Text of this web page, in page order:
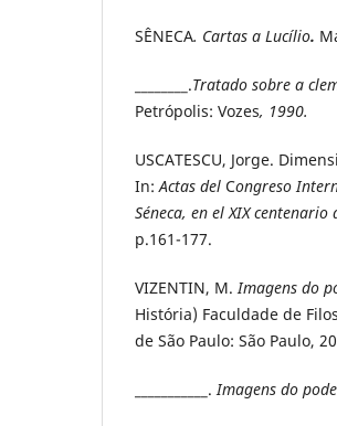
SÊNECA. Cartas a Lucílio.
________.Tratado sobre a
Petrópolis: Vozes, 1990.
USCATESCU, Jorge.
In:Actas del Congreso
Séneca, en el XIX centenario
p.161-177.
VIZENTIN, M.Imagens do
História) Faculdade de
de São Paulo: São Paulo,
___________.Imagens do